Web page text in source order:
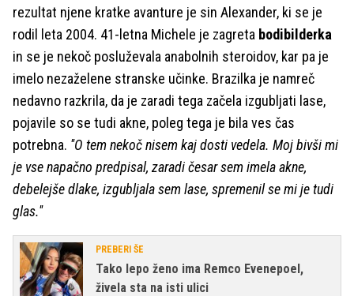
rezultat njene kratke avanture je sin Alexander, ki se je
rodil leta 2004. 41-letna Michele je zagreta bodibilderka
in se je nekoč posluževala anabolnih steroidov, kar pa je
imelo nezaželene stranske učinke. Brazilka je namreč
nedavno razkrila, da je zaradi tega začela izgubljati lase,
pojavile so se tudi akne, poleg tega je bila ves čas
potrebna. ''O tem nekoč nisem kaj dosti vedela. Moj bivši mi
je vse napačno predpisal, zaradi česar sem imela akne,
debelejše dlake, izgubljala sem lase, spremenil se mi je tudi
glas.''
PREBERI ŠE
Tako lepo ženo ima Remco Evenepoel,
živela sta na isti ulici